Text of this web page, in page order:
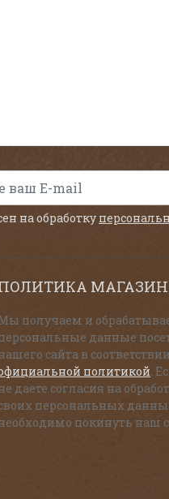
на обработку
получаем и
данные
сайта в
политикой.
даете согласия на
персональных
покинуть наш